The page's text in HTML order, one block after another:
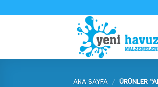
atla
ANA SAYFA / ÜRÜNLER